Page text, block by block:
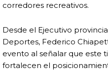
corredores recreativos.
Desde el Ejecutivo
Deportes, Federico
evento al señalar que este
fortalecen el